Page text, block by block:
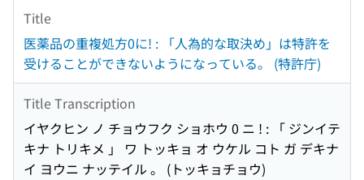
Title
医薬品の重複処方0に! : 「人為的な取決め」は特許を
受けることができないようになっている。 (特許庁)
Title Transcription
イヤクヒン ノ チョウフク ショホウ 0 ニ ! : 「 ジンイテ
キナ トリキメ 」 ワ トッキョ オ ウケル コト ガ デキナ
イ ヨウニ ナッテイル 。 (トッキョチョウ)